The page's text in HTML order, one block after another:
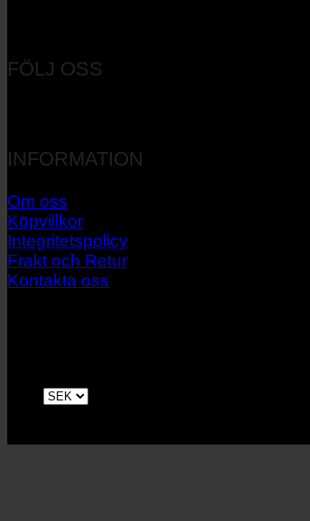
FÖLJ OSS
INFORMATION
Om oss
Köpvillkor
Integritetspolicy
Frakt och Retur
Kontakta oss